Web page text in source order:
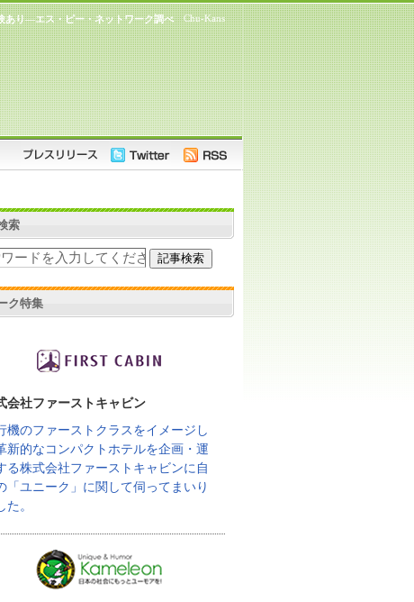
Chu-Kans
あり―エス・ピー・ネットワーク調べ
索
ク特集
会社ファーストキャビン
機のファーストクラスをイメージし
新的なコンパクトホテルを企画・運
る株式会社ファーストキャビンに自
「ユニーク」に関して伺ってまいり
た。